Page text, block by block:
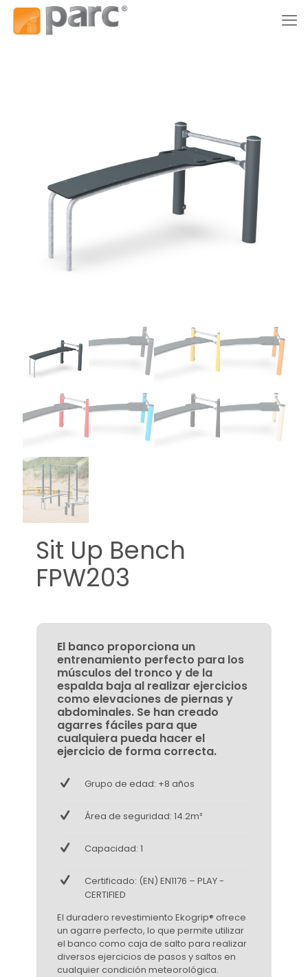
Sit Up Bench
FPW203
El banco proporciona un
entrenamiento perfecto para los
músculos del tronco y de la
espalda baja al realizar ejercicios
como elevaciones de piernas y
abdominales. Se han creado
agarres fáciles para que
cualquiera pueda hacer el
ejercicio de forma correcta.
Grupo de edad: +8 años
Área de seguridad: 14.2m²
Capacidad: 1
Certificado: (EN) EN1176 – PLAY -
CERTIFIED
El duradero revestimiento Ekogrip® ofrece
un agarre perfecto, lo que permite utilizar
el banco como caja de salto para realizar
diversos ejercicios de pasos y saltos en
cualquier condición meteorológica.